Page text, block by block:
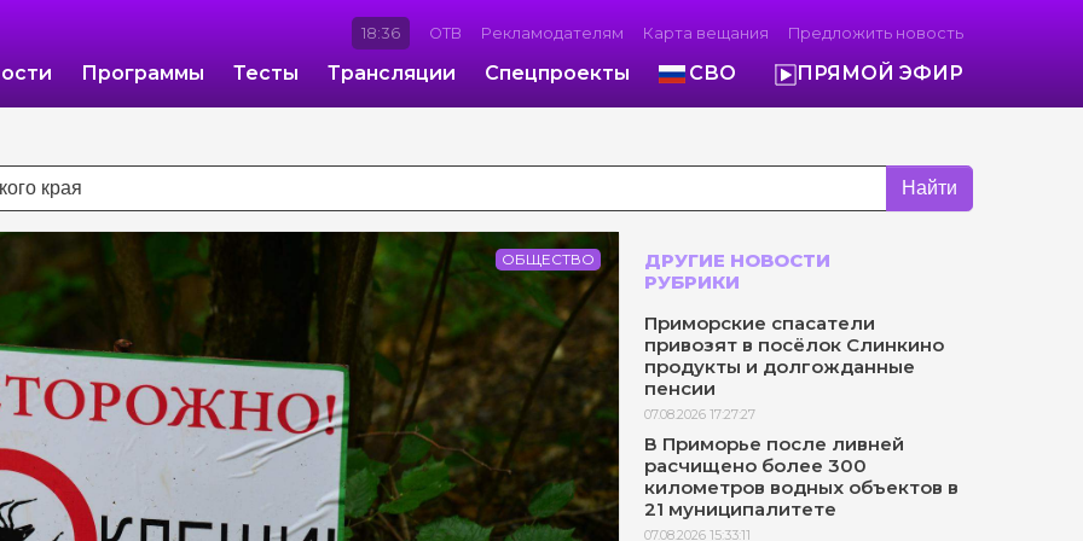
18:36 ОТВ Рекламодателям Карта вещания Предложить новость
Программы Тесты Трансляции Спецпроекты СВО ПРЯМОЙ ЭФИР
Найти
ОБЩЕСТВО
ДРУГИЕ НОВОСТИ
РУБРИКИ
Приморские спасатели
привозят в посёлок Слинкино
продукты и долгожданные
пенсии
07.08.2026 17:27:27
В Приморье после ливней
расчищено более 300
километров водных объектов в
21 муниципалитете
07.08.2026 15:33:11